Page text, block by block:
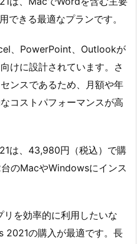
できる最適なプランです。
、PowerPoint、Outlookが
けに設計されています。さ
ンスであるため、月額や年
コストパフォーマンスが高
は、43,980円（税込）で購
のMacやWindowsにインス
を効率的に利用したいな
2021の購入が最適です。長